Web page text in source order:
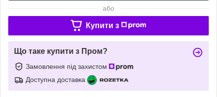
або
Купити з
Що таке купити з Пром?
Замовлення під захистом
Доступна доставка